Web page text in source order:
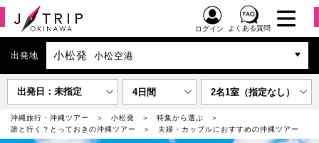
ログイン よくある質問
出発地 小松発 小松空港
出発日：未指定 4日間 2名1室（指定なし）
沖縄旅行・沖縄ツアー 小松発
特集から選ぶ
誰と行く？とっておきの沖縄ツアー
夫婦・カップルにおすすめの沖縄ツアー